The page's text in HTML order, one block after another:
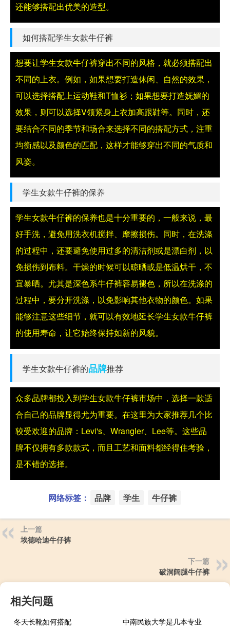
还能够搭配出优美的造型。
如何搭配学生女款牛仔裤
想要让学生女款牛仔裤穿出不同的风格，就必须搭配出
不同的上衣。例如，如果想要打造休闲、自然的效果，
可以选择搭配上运动鞋和T恤衫；如果想要打造妩媚的
效果，则可以选择V领紧身上衣加高跟鞋等。同时，还
要结合不同的季节和场合来选择不同的搭配方式，注重
均衡感以及颜色的匹配，这样才能够穿出不同的气质和
风姿。
学生女款牛仔裤的保养
学生女款牛仔裤的保养也是十分重要的，一般来说，最
好手洗，避免用洗衣机搅拌、摩擦损伤。同时，在洗涤
的过程中，还要避免使用过多的清洁剂或是漂白剂，以
免损伤到布料。干燥的时候可以晾晒或是低温烘干，不
宜暴晒。尤其是深色系牛仔裤容易褪色，所以在洗涤的
过程中，要分开洗涤，以免影响其他衣物的颜色。如果
能够注意这些细节，就可以有效地延长学生女款牛仔裤
的使用寿命，让它始终保持如新的风貌。
学生女款牛仔裤的品牌推荐
众多品牌都投入到学生女款牛仔裤市场中，选择一款适
合自己的品牌显得尤为重要。在这里为大家推荐几个比
较受欢迎的品牌：Levi's、Wrangler、Lee等。这些品
牌不仅拥有多款款式，而且工艺和面料都经得住考验，
是不错的选择。
网络标签： 品牌 学生 牛仔裤
上一篇
埃德哈迪牛仔裤
下一篇
破洞阔腿牛仔裤
相关问题
冬天长靴如何搭配 中南民族大学是几本专业